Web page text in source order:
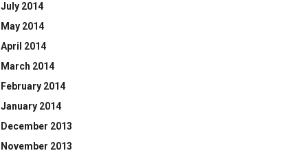
July 2014
May 2014
April 2014
March 2014
February 2014
January 2014
December 2013
November 2013